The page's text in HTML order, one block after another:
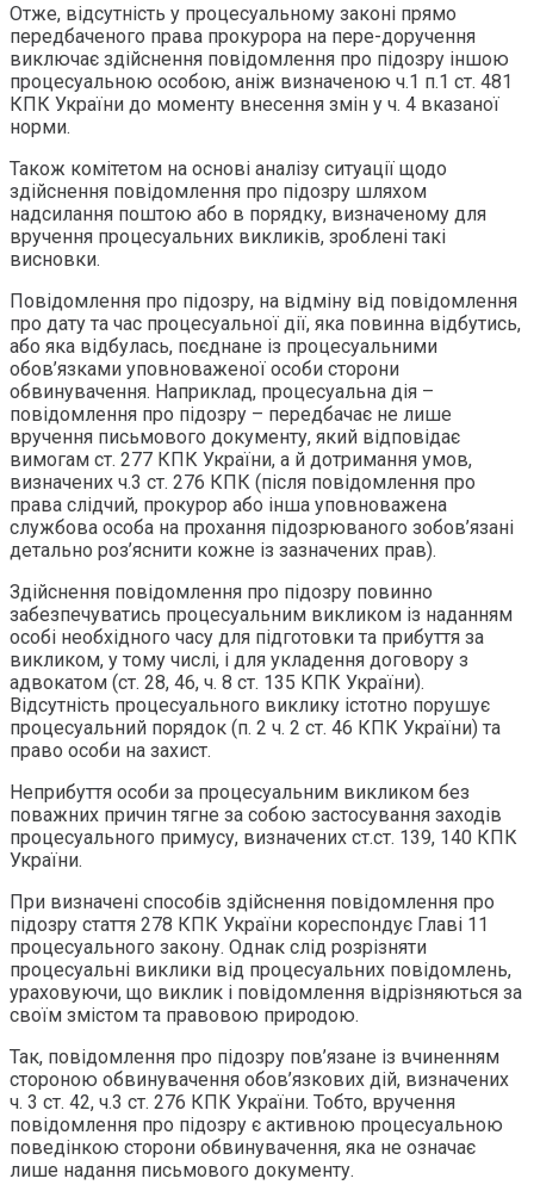
Отже, відсутність у процесуальному законі прямо
передбаченого права прокурора на пере-доручення
виключає здійснення повідомлення про підозру іншою
процесуальною особою, аніж визначеною ч.1 п.1 ст. 481
КПК України до моменту внесення змін у ч. 4 вказаної
норми.
Також комітетом на основі аналізу ситуації щодо
здійснення повідомлення про підозру шляхом
надсилання поштою або в порядку, визначеному для
вручення процесуальних викликів, зроблені такі
висновки.
Повідомлення про підозру, на відміну від повідомлення
про дату та час процесуальної дії, яка повинна відбутись,
або яка відбулась, поєднане із процесуальними
обов’язками уповноваженої особи сторони
обвинувачення. Наприклад, процесуальна дія –
повідомлення про підозру – передбачає не лише
вручення письмового документу, який відповідає
вимогам ст. 277 КПК України, а й дотримання умов,
визначених ч.3 ст. 276 КПК (після повідомлення про
права слідчий, прокурор або інша уповноважена
службова особа на прохання підозрюваного зобов’язані
детально роз’яснити кожне із зазначених прав).
Здійснення повідомлення про підозру повинно
забезпечуватись процесуальним викликом із наданням
особі необхідного часу для підготовки та прибуття за
викликом, у тому числі, і для укладення договору з
адвокатом (ст. 28, 46, ч. 8 ст. 135 КПК України).
Відсутність процесуального виклику істотно порушує
процесуальний порядок (п. 2 ч. 2 ст. 46 КПК України) та
право особи на захист.
Неприбуття особи за процесуальним викликом без
поважних причин тягне за собою застосування заходів
процесуального примусу, визначених ст.ст. 139, 140 КПК
України.
При визначені способів здійснення повідомлення про
підозру стаття 278 КПК України кореспондує Главі 11
процесуального закону. Однак слід розрізняти
процесуальні виклики від процесуальних повідомлень,
ураховуючи, що виклик і повідомлення відрізняються за
своїм змістом та правовою природою.
Так, повідомлення про підозру пов’язане із вчиненням
стороною обвинувачення обов’язкових дій, визначених
ч. 3 ст. 42, ч.3 ст. 276 КПК України. Тобто, вручення
повідомлення про підозру є активною процесуальною
поведінкою сторони обвинувачення, яка не означає
лише надання письмового документу.